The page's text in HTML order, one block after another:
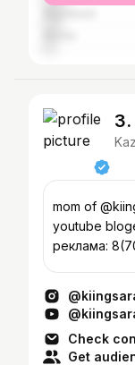
3.
mom of
youtube
реклама:
Check
Get